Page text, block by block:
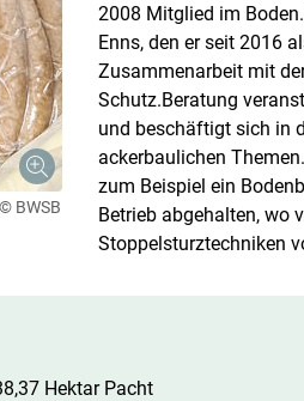
© BWSB
2008 Mitglied im
Enns, den er seit 2016
Zusammenarbeit mit
Schutz.Beratung
und beschäftigt sich in
ackerbaulichen
zum Beispiel ein
Betrieb abgehalten, wo
Stoppelsturztechniken
Hektar Pacht